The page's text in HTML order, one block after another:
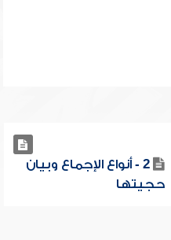
2 - أنواع الإجماع وبيان
حجيتها